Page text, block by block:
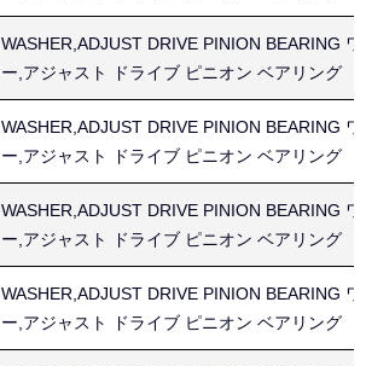
WASHER,ADJUST DRIVE PINION BEARING
ー,アジャスト ドライブ ピニオン ベアリング
WASHER,ADJUST DRIVE PINION BEARING
ー,アジャスト ドライブ ピニオン ベアリング
WASHER,ADJUST DRIVE PINION BEARING
ー,アジャスト ドライブ ピニオン ベアリング
WASHER,ADJUST DRIVE PINION BEARING
ー,アジャスト ドライブ ピニオン ベアリング